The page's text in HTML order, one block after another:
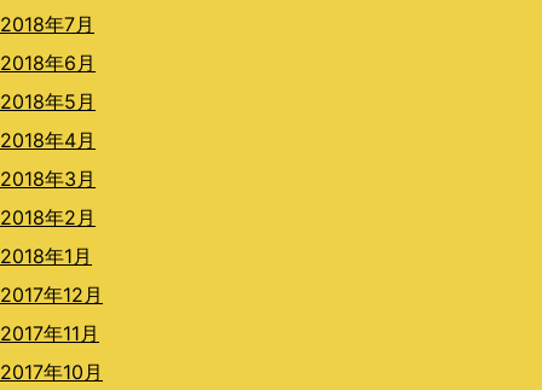
2018年7月
2018年6月
2018年5月
2018年4月
2018年3月
2018年2月
2018年1月
2017年12月
2017年11月
2017年10月